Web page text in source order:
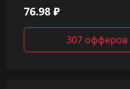
76.98 ₽
307 офферов